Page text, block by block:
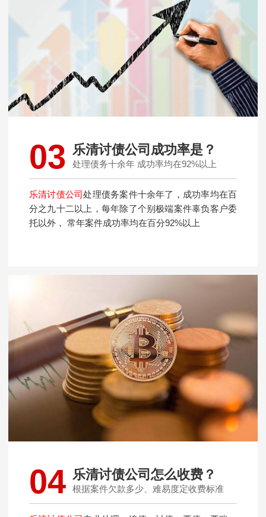
03 乐清讨债公司成功率是？
处理债务十余年 成功率均在92%以上
乐清讨债公司处理债务案件十余年了，成功率均在百
分之九十二以上，每年除了个别极端案件辜负客户委
托以外， 常年案件成功率均在百分92%以上
04 乐清讨债公司怎么收费？
根据案件欠款多少、难易度定收费标准